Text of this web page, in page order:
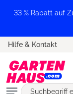
springen
33 % Rabatt auf
Hilfe & Kontakt